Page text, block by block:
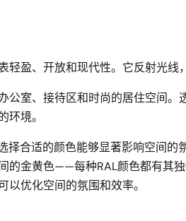
轻盈、开放和现代性。它反射光线
公室、接待区和时尚的居住空间。
环境。
择合适的颜色能够显著影响空间
的金黄色——每种RAL颜色都有其
以优化空间的氛围和效率。